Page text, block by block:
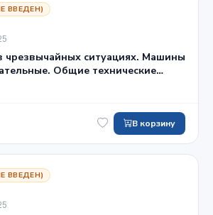
ВВЕДЕН)
чрезвычайных ситуациях. Машины
Общие технические
В корзину
ВВЕДЕН)